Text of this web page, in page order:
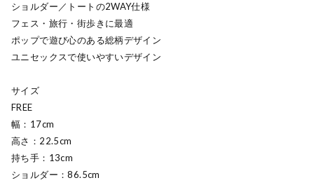
ショルダー／トートの2WAY仕様
フェス・旅行・街歩きに最適
ポップで遊び心のある総柄デザイン
ユニセックスで使いやすいデザイン
サイズ
FREE
幅：17cm
高さ：22.5cm
持ち手：13cm
ショルダー：86.5cm